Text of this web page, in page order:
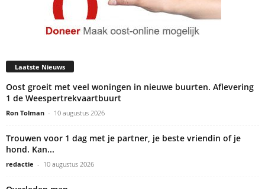
Laatste Nieuws
Oost groeit met veel woningen in nieuwe buurten. Aflevering
1 de Weespertrekvaartbuurt
Ron Tolman - 10 augustus 2026
Trouwen voor 1 dag met je partner, je beste vriendin of je
hond. Kan...
redactie - 10 augustus 2026